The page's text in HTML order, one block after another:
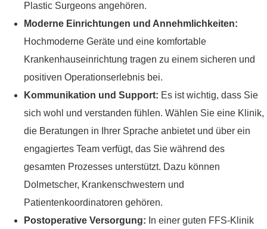
Plastic Surgeons angehören.
Moderne Einrichtungen und Annehmlichkeiten:
Hochmoderne Geräte und eine komfortable
Krankenhauseinrichtung tragen zu einem sicheren und
positiven Operationserlebnis bei.
Kommunikation und Support: Es ist wichtig, dass Sie
sich wohl und verstanden fühlen. Wählen Sie eine Klinik,
die Beratungen in Ihrer Sprache anbietet und über ein
engagiertes Team verfügt, das Sie während des
gesamten Prozesses unterstützt. Dazu können
Dolmetscher, Krankenschwestern und
Patientenkoordinatoren gehören.
Postoperative Versorgung: In einer guten FFS-Klinik